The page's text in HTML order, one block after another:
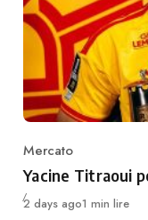
Category
Mercato
Yacine Titraoui
Publié
2 days ago1 min lire